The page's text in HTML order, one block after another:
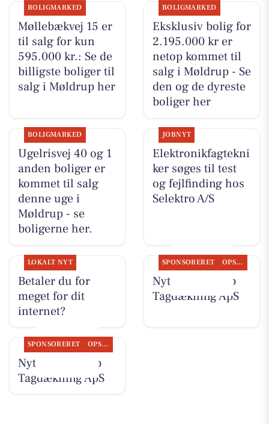
BOLIGMARKED
Møllebækvej 15 er
til salg for kun
595.000 kr.: Se de
billigste boliger til
salg i Møldrup her
BOLIGMARKED
Eksklusiv bolig for
2.195.000 kr er
netop kommet til
salg i Møldrup - Se
den og de dyreste
boliger her
BOLIGMARKED
Ugelrisvej 40 og 1
anden boliger er
kommet til salg
denne uge i
Møldrup - se
boligerne her.
JOBNYT
Elektronikfagtekni
ker søges til test
og fejlfinding hos
Selektro A/S
LOKALT NYT
Betaler du for
meget for dit
internet?
SPONSORERET OPSLAGSTAVLEN
Nyt fra Møldrup
Tagdækning ApS
SPONSORERET OPSLAGSTAVLEN
Nyt fra Møldrup
Tagdækning ApS